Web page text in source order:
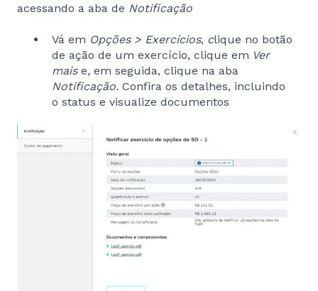
acessando a aba de Notificação
Vá em Opções > Exercícios, clique no botão
de ação de um exercício, clique em Ver
mais e, em seguida, clique na aba
Notificação. Confira os detalhes, incluindo
o status e visualize documentos